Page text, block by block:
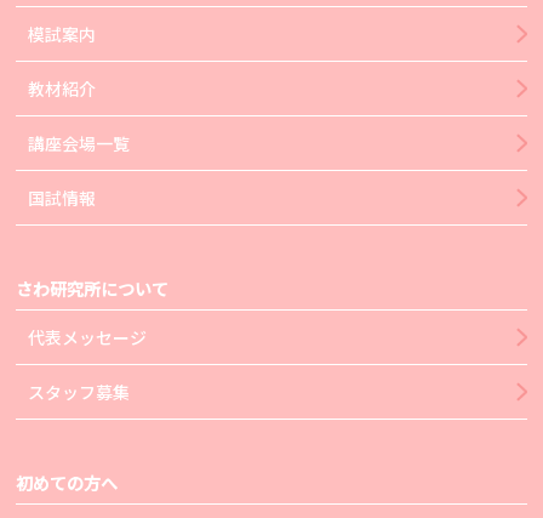
模試案内
教材紹介
講座会場一覧
国試情報
さわ研究所について
代表メッセージ
スタッフ募集
初めての方へ